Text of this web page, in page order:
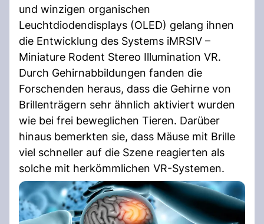
und winzigen organischen
Leuchtdiodendisplays (OLED) gelang ihnen
die Entwicklung des Systems iMRSIV –
Miniature Rodent Stereo Illumination VR.
Durch Gehirnabbildungen fanden die
Forschenden heraus, dass die Gehirne von
Brillenträgern sehr ähnlich aktiviert wurden
wie bei frei beweglichen Tieren. Darüber
hinaus bemerkten sie, dass Mäuse mit Brille
viel schneller auf die Szene reagierten als
solche mit herkömmlichen VR-Systemen.